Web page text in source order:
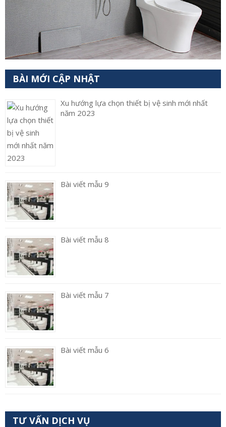
BÀI MỚI CẬP NHẬT
Xu hướng lựa chọn thiết bị vệ sinh mới nhất
năm 2023
Bài viết mẫu 9
Bài viết mẫu 8
Bài viết mẫu 7
Bài viết mẫu 6
TƯ VẤN DỊCH VỤ